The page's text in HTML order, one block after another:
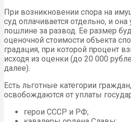
При возникновении спора на
суд оплачивается отдельно, и
пошлине за развод. Ее размер
оценочной стоимости объекта
градация, при которой процент
исходя из оценки (до 20 000
далее).
Есть льготные категории
освобождаются от уплаты
герои СССР и РФ;